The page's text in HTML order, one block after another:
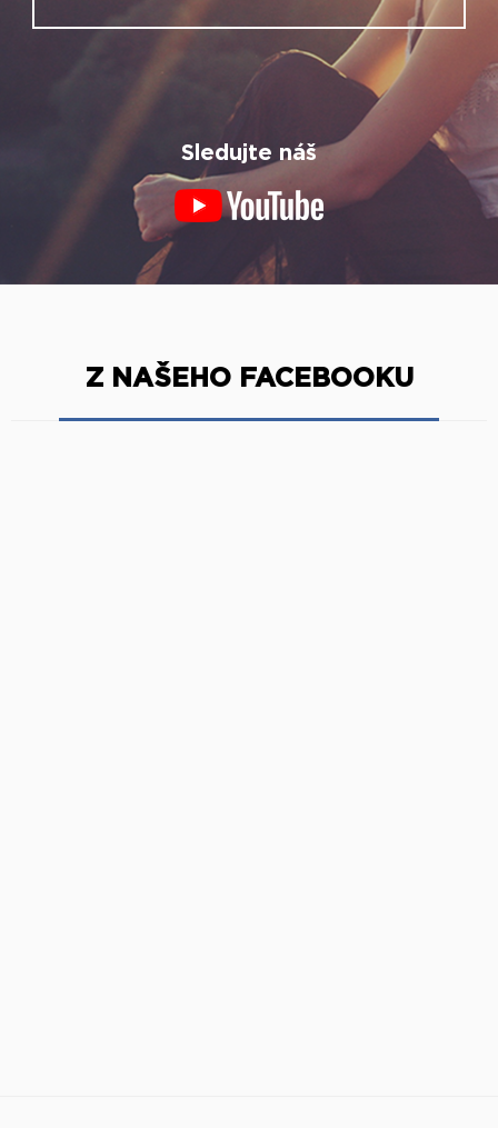
Sledujte náš
Z NAŠEHO FACEBOOKU